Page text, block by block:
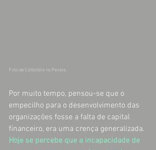
Foto de Cottonbro no Pexels.
Por muito tempo, pensou-se que o
empecilho para o desenvolvimento das
organizações fosse a falta de capital
financeiro, era uma crença generalizada.
Hoje se percebe que a incapacidade de